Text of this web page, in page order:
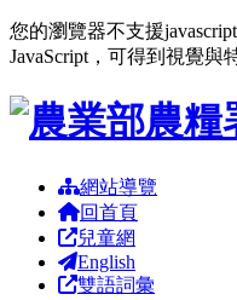
您的瀏覽器不支援
JavaScript，可得到視覺與
跳到主要內容區塊
網站導覽
回首頁
兒童網
English
雙語詞彙